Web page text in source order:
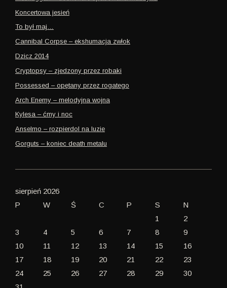
Koncertowa jesień
To był maj…
Cannibal Corpse – ekshumacja zwłok
Dzicz 2014
Cryptopsy – zjedzony przez robaki
Possessed – opętany przez rogatego
Arch Enemy – melodyjna wojna
Kylesa – ćmy i noc
Anselmo – rozpierdol na luzie
Gorguts – koniec death metalu
sierpień 2026
P
W Ś C P S
N
1
2
3
4 5 6 7 8
9
10
11 12 13 14 15
16
17
18 19 20 21 22
23
24
25 26 27 28 29
30